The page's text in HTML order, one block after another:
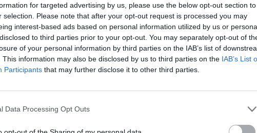
for targeted advertising by us, please use the below opt-out section to
selection. Please note that after your opt-out request is processed you may
interest-based ads based on personal information utilized by us or
to third parties prior to your opt-out. You may separately opt-out of
of your personal information by third parties on the IAB’s list of
This information may also be disclosed by us to third parties on the IAB’s List
Participants that may further disclose it to other third parties.
Data Processing Opt Outs
össze:
és fejlesztés területén. 2025-re több, mint 30
150 elemzőkémiai, tesztelési, gyártási és értéklánc-
fogják az akkumulátorok kínálatát és
és a Ford számára.